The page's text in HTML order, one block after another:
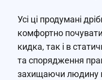
Усі ці продумані
комфортно
кидка, так і в
та спорядження
захищаючи людину